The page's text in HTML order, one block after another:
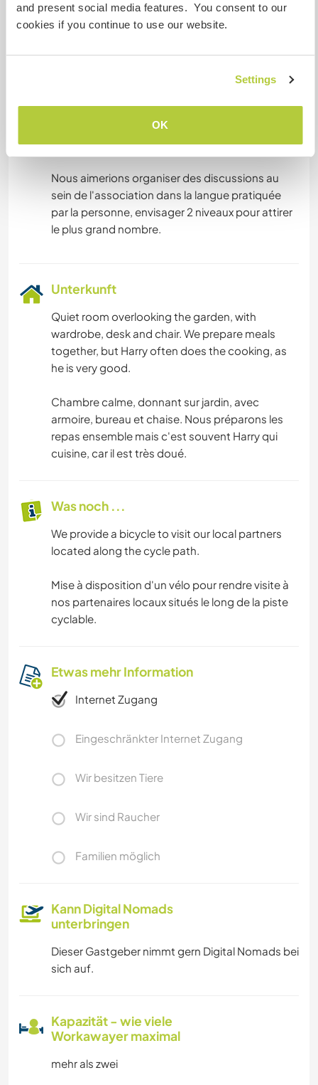
and present social media features. You consent to our
cookies if you continue to use our website.
Settings
OK
Sprachen
Dieser Gastgeber bietet Sprachaustausch an
Nous aimerions organiser des discussions au
sein de l'association dans la langue pratiquée
par la personne, envisager 2 niveaux pour attirer
Unterkunft
Quiet room overlooking the garden, with
wardrobe, desk and chair. We prepare meals
together, but Harry often does the cooking, as
he is very good.
Chambre calme, donnant sur jardin, avec
armoire, bureau et chaise. Nous préparons les
repas ensemble mais c'est souvent Harry qui
cuisine, car il est très doué.
Was noch ...
We provide a bicycle to visit our local partners
located along the cycle path.
Mise à disposition d'un vélo pour rendre visite à
nos partenaires locaux situés le long de la piste
cyclable.
Etwas mehr Information
Internet Zugang
Eingeschränkter Internet Zugang
Wir besitzen Tiere
Wir sind Raucher
Familien möglich
Kann Digital Nomads
unterbringen
Dieser Gastgeber nimmt gern Digital Nomads bei
sich auf.
Kapazität - wie viele
Workawayer maximal
mehr als zwei